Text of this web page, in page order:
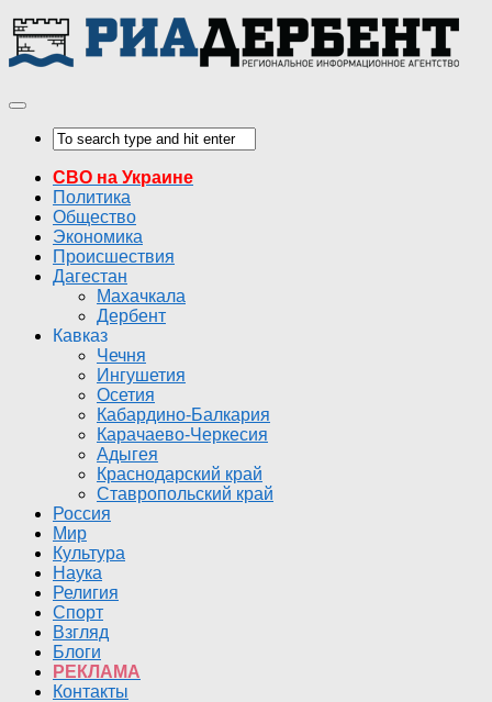
СВО на Украине
Политика
Общество
Экономика
Происшествия
Дагестан
Махачкала
Дербент
Кавказ
Чечня
Ингушетия
Осетия
Кабардино-Балкария
Карачаево-Черкесия
Адыгея
Краснодарский край
Ставропольский край
Россия
Мир
Культура
Наука
Религия
Спорт
Взгляд
Блоги
РЕКЛАМА
Контакты